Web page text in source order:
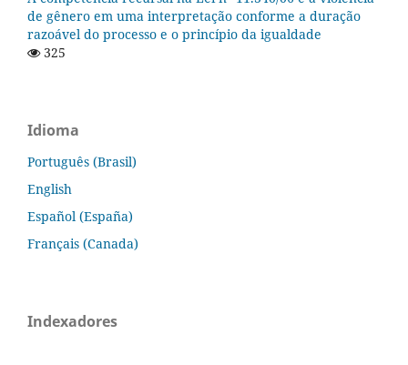
de gênero em uma interpretação conforme a duração
razoável do processo e o princípio da igualdade
325
Idioma
Português (Brasil)
English
Español (España)
Français (Canada)
Indexadores